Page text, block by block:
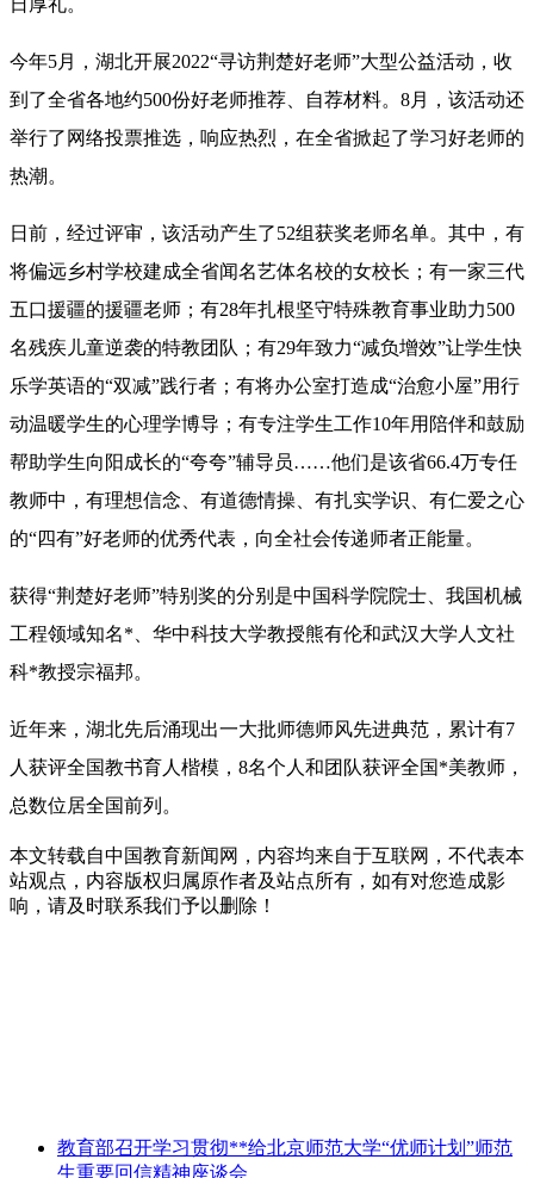
今年5月，湖北开展2022“寻访荆楚好老师”大型公益活动，收
到了全省各地约500份好老师推荐、自荐材料。8月，该活动还
举行了网络投票推选，响应热烈，在全省掀起了学习好老师的
热潮。
日前，经过评审，该活动产生了52组获奖老师名单。其中，有
将偏远乡村学校建成全省闻名艺体名校的女校长；有一家三代
五口援疆的援疆老师；有28年扎根坚守特殊教育事业助力500
名残疾儿童逆袭的特教团队；有29年致力“减负增效”让学生快
乐学英语的“双减”践行者；有将办公室打造成“治愈小屋”用行
动温暖学生的心理学博导；有专注学生工作10年用陪伴和鼓励
帮助学生向阳成长的“夸夸”辅导员……他们是该省66.4万专任
教师中，有理想信念、有道德情操、有扎实学识、有仁爱之心
的“四有”好老师的优秀代表，向全社会传递师者正能量。
获得“荆楚好老师”特别奖的分别是中国科学院院士、我国机械
工程领域知名*、华中科技大学教授熊有伦和武汉大学人文社
科*教授宗福邦。
近年来，湖北先后涌现出一大批师德师风先进典范，累计有7
人获评全国教书育人楷模，8名个人和团队获评全国*美教师，
总数位居全国前列。
本文转载自中国教育新闻网，内容均来自于互联网，不代表本
站观点，内容版权归属原作者及站点所有，如有对您造成影
响，请及时联系我们予以删除！
教育部召开学习贯彻**给北京师范大学“优师计划”师范
生重要回信精神座谈会